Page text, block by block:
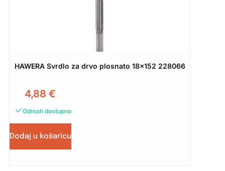
HAWERA Svrdlo za drvo plosnato 18×152 228066
4,88 €
Odmah dostupno
Dodaj u košaricu